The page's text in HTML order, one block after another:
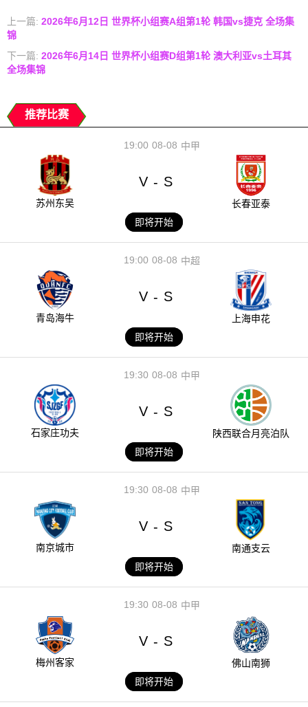
上一篇: 2026年6月12日 世界杯小组赛A组第1轮 韩国vs捷克 全场集
锦
下一篇: 2026年6月14日 世界杯小组赛D组第1轮 澳大利亚vs土耳其
全场集锦
推荐比赛
08-08
19:00 中甲
苏州东吴
V - S
长春亚泰
即将开始
08-08
19:00 中超
青岛海牛
V - S
上海申花
即将开始
08-08
19:30 中甲
石家庄功夫
V - S
陕西联合月亮泊队
即将开始
08-08
19:30 中甲
南京城市
V - S
南通支云
即将开始
08-08
19:30 中甲
梅州客家
V - S
佛山南狮
即将开始